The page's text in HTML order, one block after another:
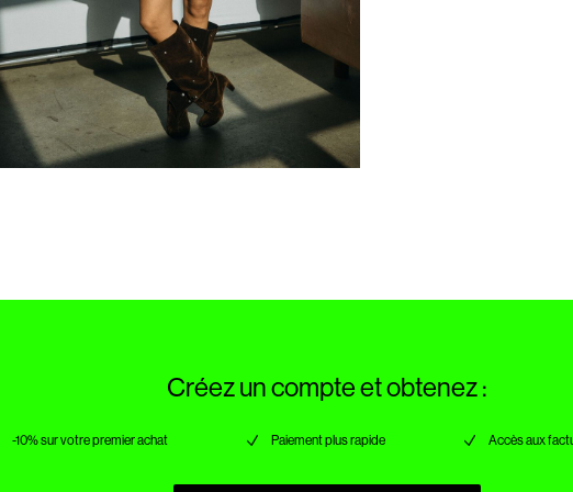
Créez un compte et obtenez :
-10% sur votre premier achat Paiement plus rapide Accès aux